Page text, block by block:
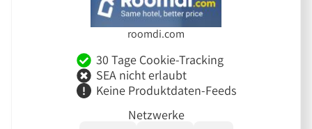
roomdi.com
30 Tage Cookie-Tracking
SEA nicht erlaubt
Keine Produktdaten-Feeds
Netzwerke